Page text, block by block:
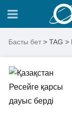
Басты бет > TAG >